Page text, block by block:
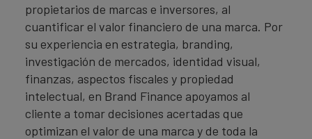
propietarios de marcas e inversores, al
cuantificar el valor financiero de una marca. Por
su experiencia en estrategia, branding,
investigación de mercados, identidad visual,
finanzas, aspectos fiscales y propiedad
intelectual, en Brand Finance apoyamos al
cliente a tomar decisiones acertadas que
optimizan el valor de una marca y de toda la